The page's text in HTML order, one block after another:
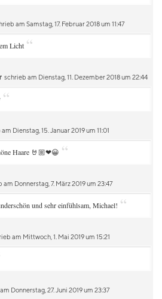
am Samstag, 17. Februar 2018 um 11:47
Licht “
schrieb am Dienstag, 11. Dezember 2018 um 22:44
“
Dienstag, 15. Januar 2019 um 11:01
Haare 🤘🏼❤😀 “
am Donnerstag, 7. März 2019 um 23:47
und sehr einfühlsam, Michael! “
am Mittwoch, 1. Mai 2019 um 15:21
Donnerstag, 27. Juni 2019 um 23:37